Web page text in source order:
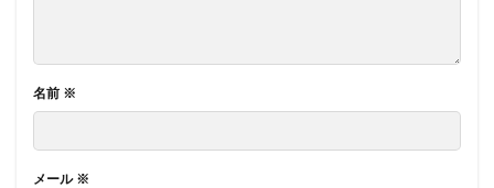
名前 ※
メール ※